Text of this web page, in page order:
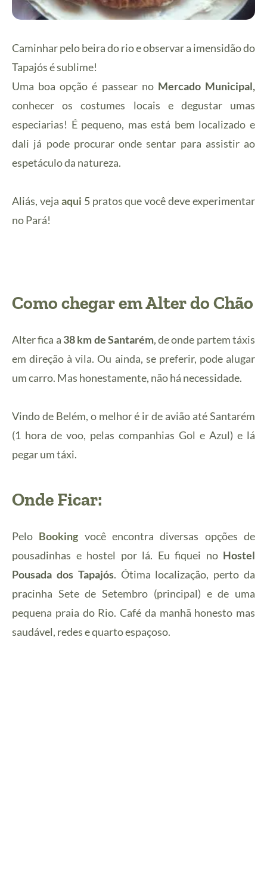
Caminhar pelo beira do rio e observar a imensidão do
Tapajós é sublime!
Uma boa opção é passear no Mercado Municipal,
conhecer os costumes locais e degustar umas
especiarias! É pequeno, mas está bem localizado e
dali já pode procurar onde sentar para assistir ao
espetáculo da natureza.
Aliás, veja aqui 5 pratos que você deve experimentar
no Pará!
Como chegar em Alter do Chão
Alter fica a 38 km de Santarém, de onde partem táxis
em direção à vila. Ou ainda, se preferir, pode alugar
um carro. Mas honestamente, não há necessidade.
Vindo de Belém, o melhor é ir de avião até Santarém
(1 hora de voo, pelas companhias Gol e Azul) e lá
pegar um táxi.
Onde Ficar:
Pelo Booking você encontra diversas opções de
pousadinhas e hostel por lá. Eu fiquei no Hostel
Pousada dos Tapajós. Ótima localização, perto da
pracinha Sete de Setembro (principal) e de uma
pequena praia do Rio. Café da manhã honesto mas
saudável, redes e quarto espaçoso.